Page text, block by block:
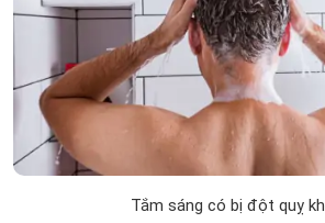
Tắm sáng có bị đột quỵ